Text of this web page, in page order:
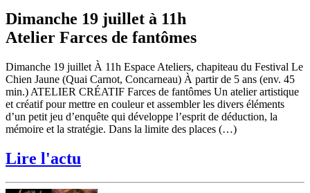
Dimanche 19 juillet à 11h
Atelier Farces de fantômes
Dimanche 19 juillet À 11h Espace Ateliers, chapiteau du Festival Le
Chien Jaune (Quai Carnot, Concarneau) À partir de 5 ans (env. 45
min.) ATELIER CRÉATIF Farces de fantômes Un atelier artistique
et créatif pour mettre en couleur et assembler les divers éléments
d’un petit jeu d’enquête qui développe l’esprit de déduction, la
mémoire et la stratégie. Dans la limite des places (…)
Lire l'actu